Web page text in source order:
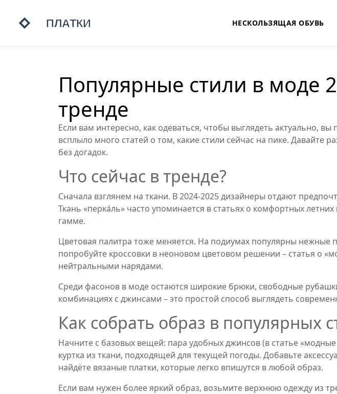
НЕСКОЛЬЗЯЩАЯ ОБУВЬ
Популярные стили в моде
тренде
Если вам интересно, как одеваться, чтобы выглядеть актуально,
всплыло много статей о том, какие стили сейчас на пике.
без догадок.
Что сейчас в тренде?
Сначала взглянем на ткани. В 2024‑2025 дизайнеры отдают
Ткань «перка́ль» часто упоминается в статьях о комфортных
гамме.
Цветовая палитра тоже меняется. На подиумах популярны нежные
попробуйте кроссовки в неоновом цветовом решении – статья о
нейтральными нарядами.
Среди фасонов в моде остаются широкие брюки, свободные
комбинациях с джинсами – это простой способ выглядеть
Как собрать образ в популярных
Начните с базовых вещей: пара удобных джинсов (в статье
куртка из ткани, подходящей для текущей погоды. Добавьте
найдёте вязаные платки, которые легко впишутся в любой образ.
Если вам нужен более яркий образ, возьмите верхнюю одежду из